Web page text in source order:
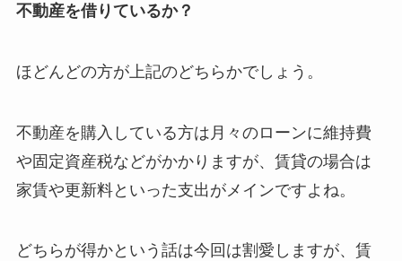
不動産を借りているか？
ほどんどの方が上記のどちらかでしょう。
不動産を購入している方は月々のローンに維持費
や固定資産税などがかかりますが、賃貸の場合は
家賃や更新料といった支出がメインですよね。
どちらが得かという話は今回は割愛しますが、賃